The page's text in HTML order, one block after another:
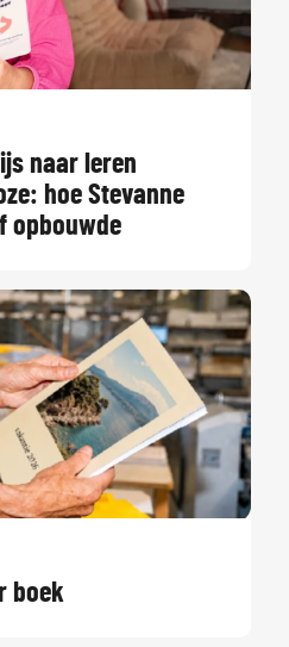
naar leren
hoe Stevanne
opbouwde
boek